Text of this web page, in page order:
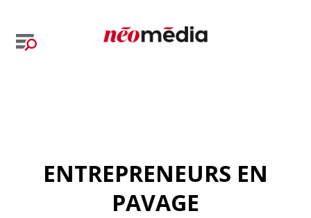
ENTREPRENEURS EN
PAVAGE